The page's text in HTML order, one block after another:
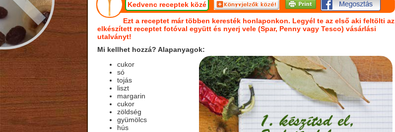
Kedvenc receptek közé
Ezt a receptet már többen keresték honlaponkon. Legyél te az első aki feltölti az
elkészített receptet fotóval együtt és nyerj vele (Spar, Penny vagy Tesco) vásárlási
utalványt!
Mi kellhet hozzá? Alapanyagok:
cukor
só
tojás
liszt
margarin
cukor
zöldség
gyümölcs
hús